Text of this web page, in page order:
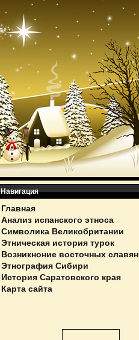
Навигация
Главная
Анализ испанского этноса
Символика Великобритании
Этническая история турок
Возникноние восточных славян
Этнография Сибири
История Саратовского края
Карта сайта